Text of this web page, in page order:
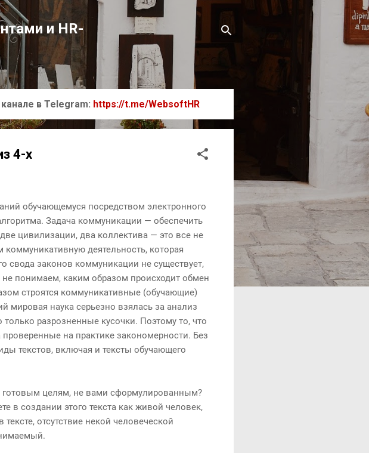
и HR-
в Telegram: https://t.me/WebsoftHR
4-х
обучающемуся посредством электронного
Задача коммуникации — обеспечить
цивилизации, два коллектива — это все не
деятельность, которая
свода законов коммуникации не существует,
понимаем, каким образом происходит обмен
строятся коммуникативные (обучающие)
мировая наука серьезно взялась за анализ
разрозненные кусочки. Поэтому то, что
на практике закономерности. Без
текстов, включая и тексты обучающего
готовым целям, не вами сформулированным?
в создании этого текста как живой человек,
отсутствие некой человеческой